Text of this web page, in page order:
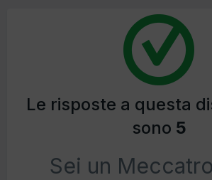
Le risposte a questa
sono 5
Sei un